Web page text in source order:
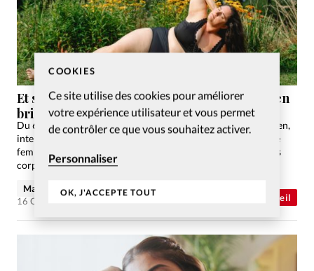
COOKIES
Ce site utilise des cookies pour améliorer
votre expérience utilisateur et vous permet
de contrôler ce que vous souhaitez activer.
Personnaliser
OK, J'ACCEPTE TOUT Génération réveil
Et si on parlait de nos corps? Le tabou chrétien
brisé
Du 6 au 7 septembre, Elsa Mesot, photographe, et Lisa Zbinden,
intervenante en genre et sexualité, ont présenté les clichés de
femmes en maillot de bain dans une exposition intitulée «Nos
corps habités».
Maude Burkhalter
16 Oct 2025